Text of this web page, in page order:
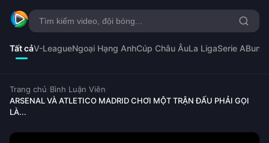
Tất cảV-LeagueNgoại Hạng AnhCúp Châu ÂuLa LigaSerie A
Trang chủ Bình Luận Viên
ARSENAL VÀ ATLETICO MADRID CHƠI MỘT TRẬN ĐẤU PHẢI GỌI
LÀ...